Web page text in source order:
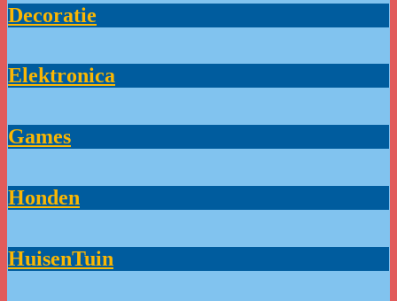
Decoratie
Elektronica
Games
Honden
HuisenTuin